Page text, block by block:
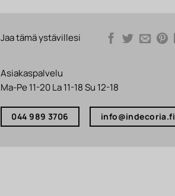
Jaa tämä ystävillesi
Asiakaspalvelu
Ma-Pe 11-20 La 11-18 Su 12-18
044 989 3706 info@indecoria.fi